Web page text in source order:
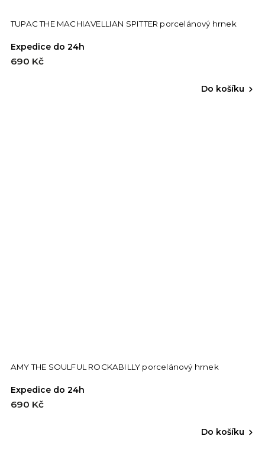
TUPAC THE MACHIAVELLIAN SPITTER porcelánový hrnek
Expedice do 24h
690 Kč
Do košíku
AMY THE SOULFUL ROCKABILLY porcelánový hrnek
Expedice do 24h
690 Kč
Do košíku